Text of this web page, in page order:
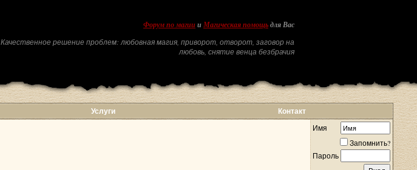
Форум по магии и Магическая помощь для Вас
Качественное решение проблем: любовная магия, приворот, отворот, заговор на
любовь, снятие венца безбрачия
Услуги Контакт
Имя
Запомнить?
Пароль